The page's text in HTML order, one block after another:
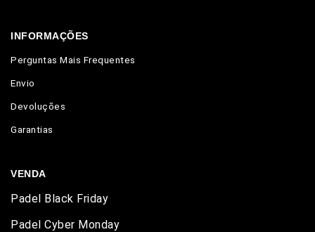
INFORMAÇÕES
Perguntas Mais Frequentes
Envio
Devoluções
Garantias
VENDA
Padel Black Friday
Padel Cyber Monday